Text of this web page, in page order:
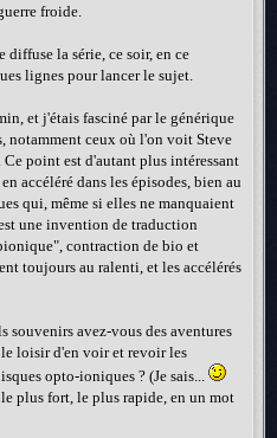
froide.
diffuse la série, ce soir, en ce
lignes pour lancer le sujet.
et j'étais fasciné par le générique
notamment ceux où l'on voit Steve
point est d'autant plus intéressant
accéléré dans les épisodes, bien au
qui, même si elles ne manquaient
une invention de traduction
contraction de bio et
toujours au ralenti, et les accélérés
souvenirs avez-vous des aventures
loisir d'en voir et revoir les
opto-ioniques ? (Je sais...
plus fort, le plus rapide, en un mot